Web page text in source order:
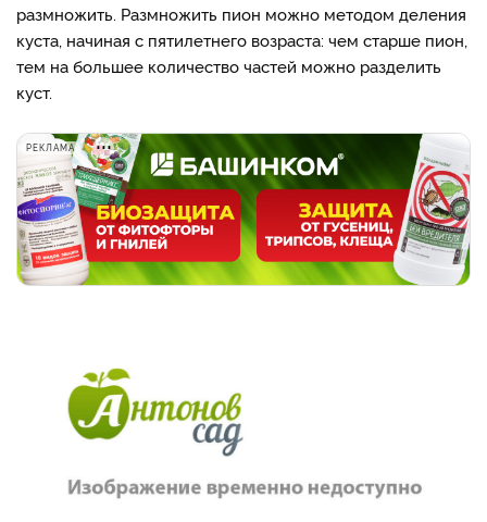
размножить. Размножить пион можно методом деления
куста, начиная с пятилетнего возраста: чем старше пион,
тем на большее количество частей можно разделить
куст.
РЕКЛАМА